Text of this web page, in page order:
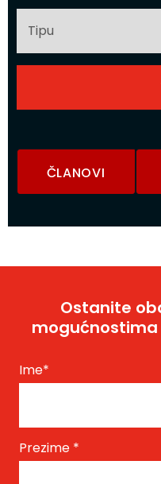
ČLANOVI
Ostanite
Ime*
Prezime *